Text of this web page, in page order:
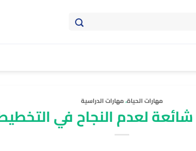
مهارات الحياة،مهارات الدراسية